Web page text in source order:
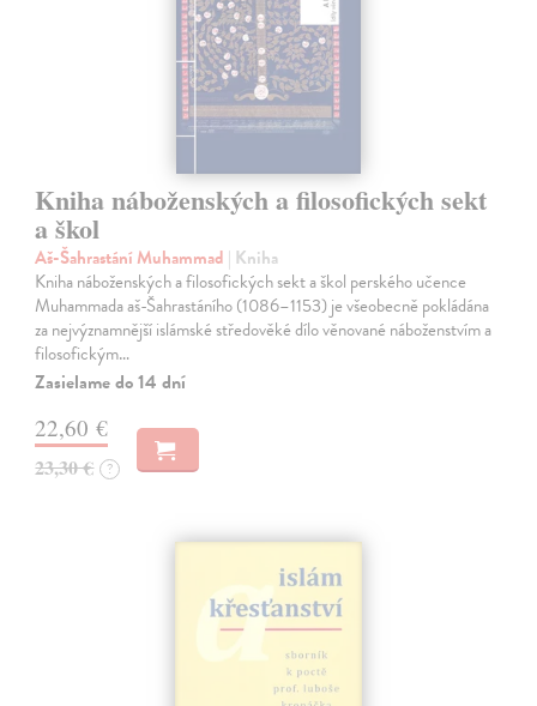
Kniha náboženských a filosofických sekt
a škol
Aš-Šahrastání Muhammad | Kniha
Kniha náboženských a filosofických sekt a škol perského učence
Muhammada aš-Šahrastáního (1086–1153) je všeobecně pokládána
za nejvýznamnější islámské středověké dílo věnované náboženstvím a
filosofickým…
Zasielame do 14 dní
22,60 €
23,30 € ?